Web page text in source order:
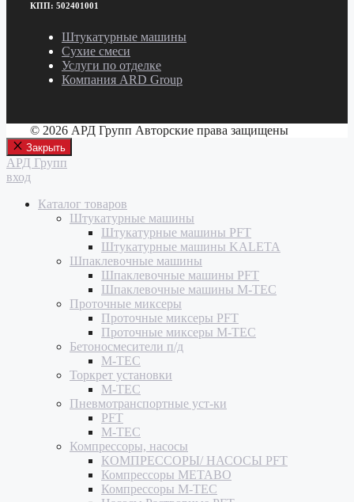
КПП: 502401001
Штукатурные машины
Сухие смеси
Услуги по отделке
Компания ARD Group
© 2026 АРД Групп Авторские права защищены
Закрыть
АРД Групп
вход
Каталог товаров
Штукатурные машины
Штукатурные машины PFT
Штукатурные машины KALETA
Шпаклевочные машины
Шпаклевочные машины PFT
Шпаклевочные машины M-TEC
Проточные миксеры
Проточные миксеры PFT
Проточные миксеры M-TEC
Бетоносмесители п/д
M-TEC
Торкрет установки
M-TEC
Пневмотранспортные уст-ки
PFT
M-TEC
Компрессоры, насосы
КОМПРЕССОРЫ/ НАСОСЫ PFT
Компрессоры METABO
Компрессоры M-TEC